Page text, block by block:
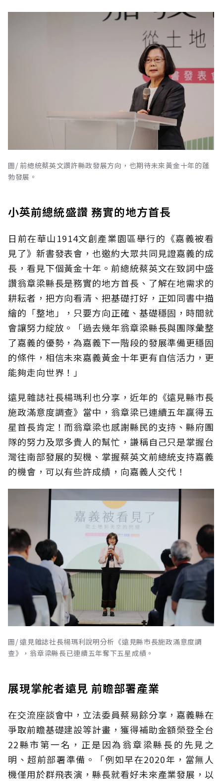
圖/ 前總統蔡英文讚許縣政發展方向，也期待未來黃金十年的蓬
勃發展。
小英前總統盛讚 務實的地方首長
日前在華山1914文創產業園區舉行的《嘉義被看
見了》新書發表會，也邀約大眾共同見證嘉義的成
長，看見下個黃金十年。前總統蔡英文在致詞中盛
讚翁章梁縣長是務實的地方首長、了解在地需求的
耕耘者，把方向看清、把基礎打好，正如同書中描
繪的「整地」，只要方向正確、基礎穩固，時間就
會讓努力綻放。「過去幾年翁章梁縣長與團隊彙整
了嘉義的優勢，為嘉義下一階段的發展準備更穩固
的條件，相信未來嘉義黃金十年更有自信活力，更
能夠走向世界！」
遠見雜誌社長楊瑪利也分享，近年的《遠見縣市長
施政滿意度調查》當中，翁章梁已連續五年贏得五
星首長肯定！而翁章梁也感謝縣民的支持、縣府團
隊的努力及眾多貴人的幫忙，謙稱自己只是掌握台
灣往南部發展的契機、掌握蔡英文前總統支持嘉義
的機會，可以有些許成績，向嘉義人交代！
圖/ 遠見雜誌社長楊瑪利說明分析《遠見縣市長施政滿意度調
查》，翁章梁縣長已連續五年奪下五星成績。
展現掌舵者遠見 前瞻部署產業
在交流座談會中，立法委員蔡易餘分享，嘉義縣在
爭取前瞻基礎建設等計畫，獲得補助金額榮登全台
22縣市第一名，正是因為翁章梁縣長的先見之
明、超前部署準備。「例如早在2020年，當無人
機僅用於群飛表演，縣長就看好未來產業發展，以